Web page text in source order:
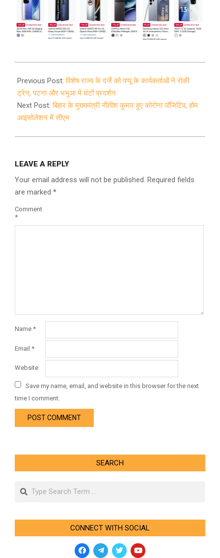
01-
10
Previous Post:विशेष राज्य के दर्जे को पप्पू के कार्यकर्ताओं ने रोकी
ट्रेन, पटना और भभुआ में घंटों प्रदर्शन
Next Post:बिहार के मुख्यमंत्री नीतीश कुमार हुए कोरोना पाॅजिटिव, होम
आइसोलेशन में सीएम
LEAVE A REPLY
Your email address will not be published. Required fields
are marked *
Comment
*
Name *
Email *
Website
Save my name, email, and website in this browser for the next
time I comment.
SEARCH
Search
CONNECT WITH SOCIAL